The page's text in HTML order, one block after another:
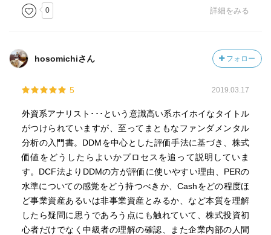
0 詳細をみる
hosomichiさん フォロー
5 2019.03.17
外資系アナリスト･･･という意識高い系ホイホイなタイトル
がつけられていますが、至ってまともなファンダメンタル
分析の入門書。DDMを中心とした評価手法に基づき、株式
価値をどうしたらよいかプロセスを追って説明していま
す。DCF法よりDDMの方が評価に使いやすい理由、PERの
水準についての感覚をどう持つべきか、Cashをどの程度ほ
ど事業資産あるいは非事業資産とみるか、など本質を理解
したら疑問に思うであろう点にも触れていて、株式投資初
心者だけでなく中級者の理解の確認、また企業内部の人間